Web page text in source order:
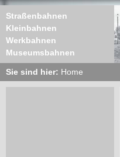
Straßenbahnen
Kleinbahnen
Werkbahnen
Museumsbahnen
Sie sind hier: Home